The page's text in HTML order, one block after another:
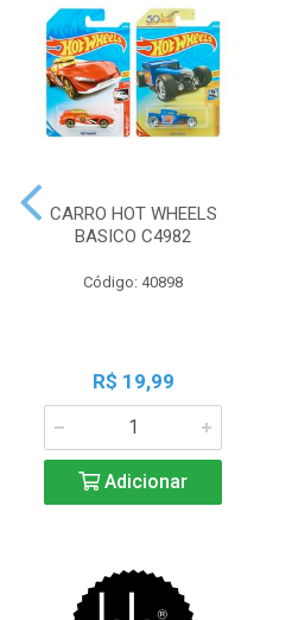
CARRO HOT WHEELS
BASICO C4982
Código: 40898
R$ 19,99
Adicionar